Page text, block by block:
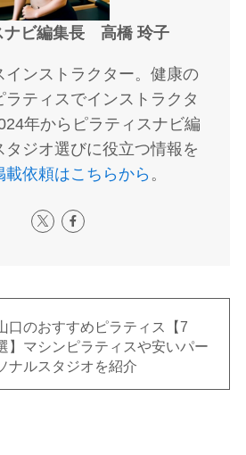
ナビ編集長 高橋 玲子
インストラクター。健康の
ラティスでインストラクタ
年からピラティスナビ編
タジオ選びに役立つ情報を
載依頼はこちらから 。
口のおすすめピラティス【7
】マシンピラティスや安いパー
ナルスタジオを紹介